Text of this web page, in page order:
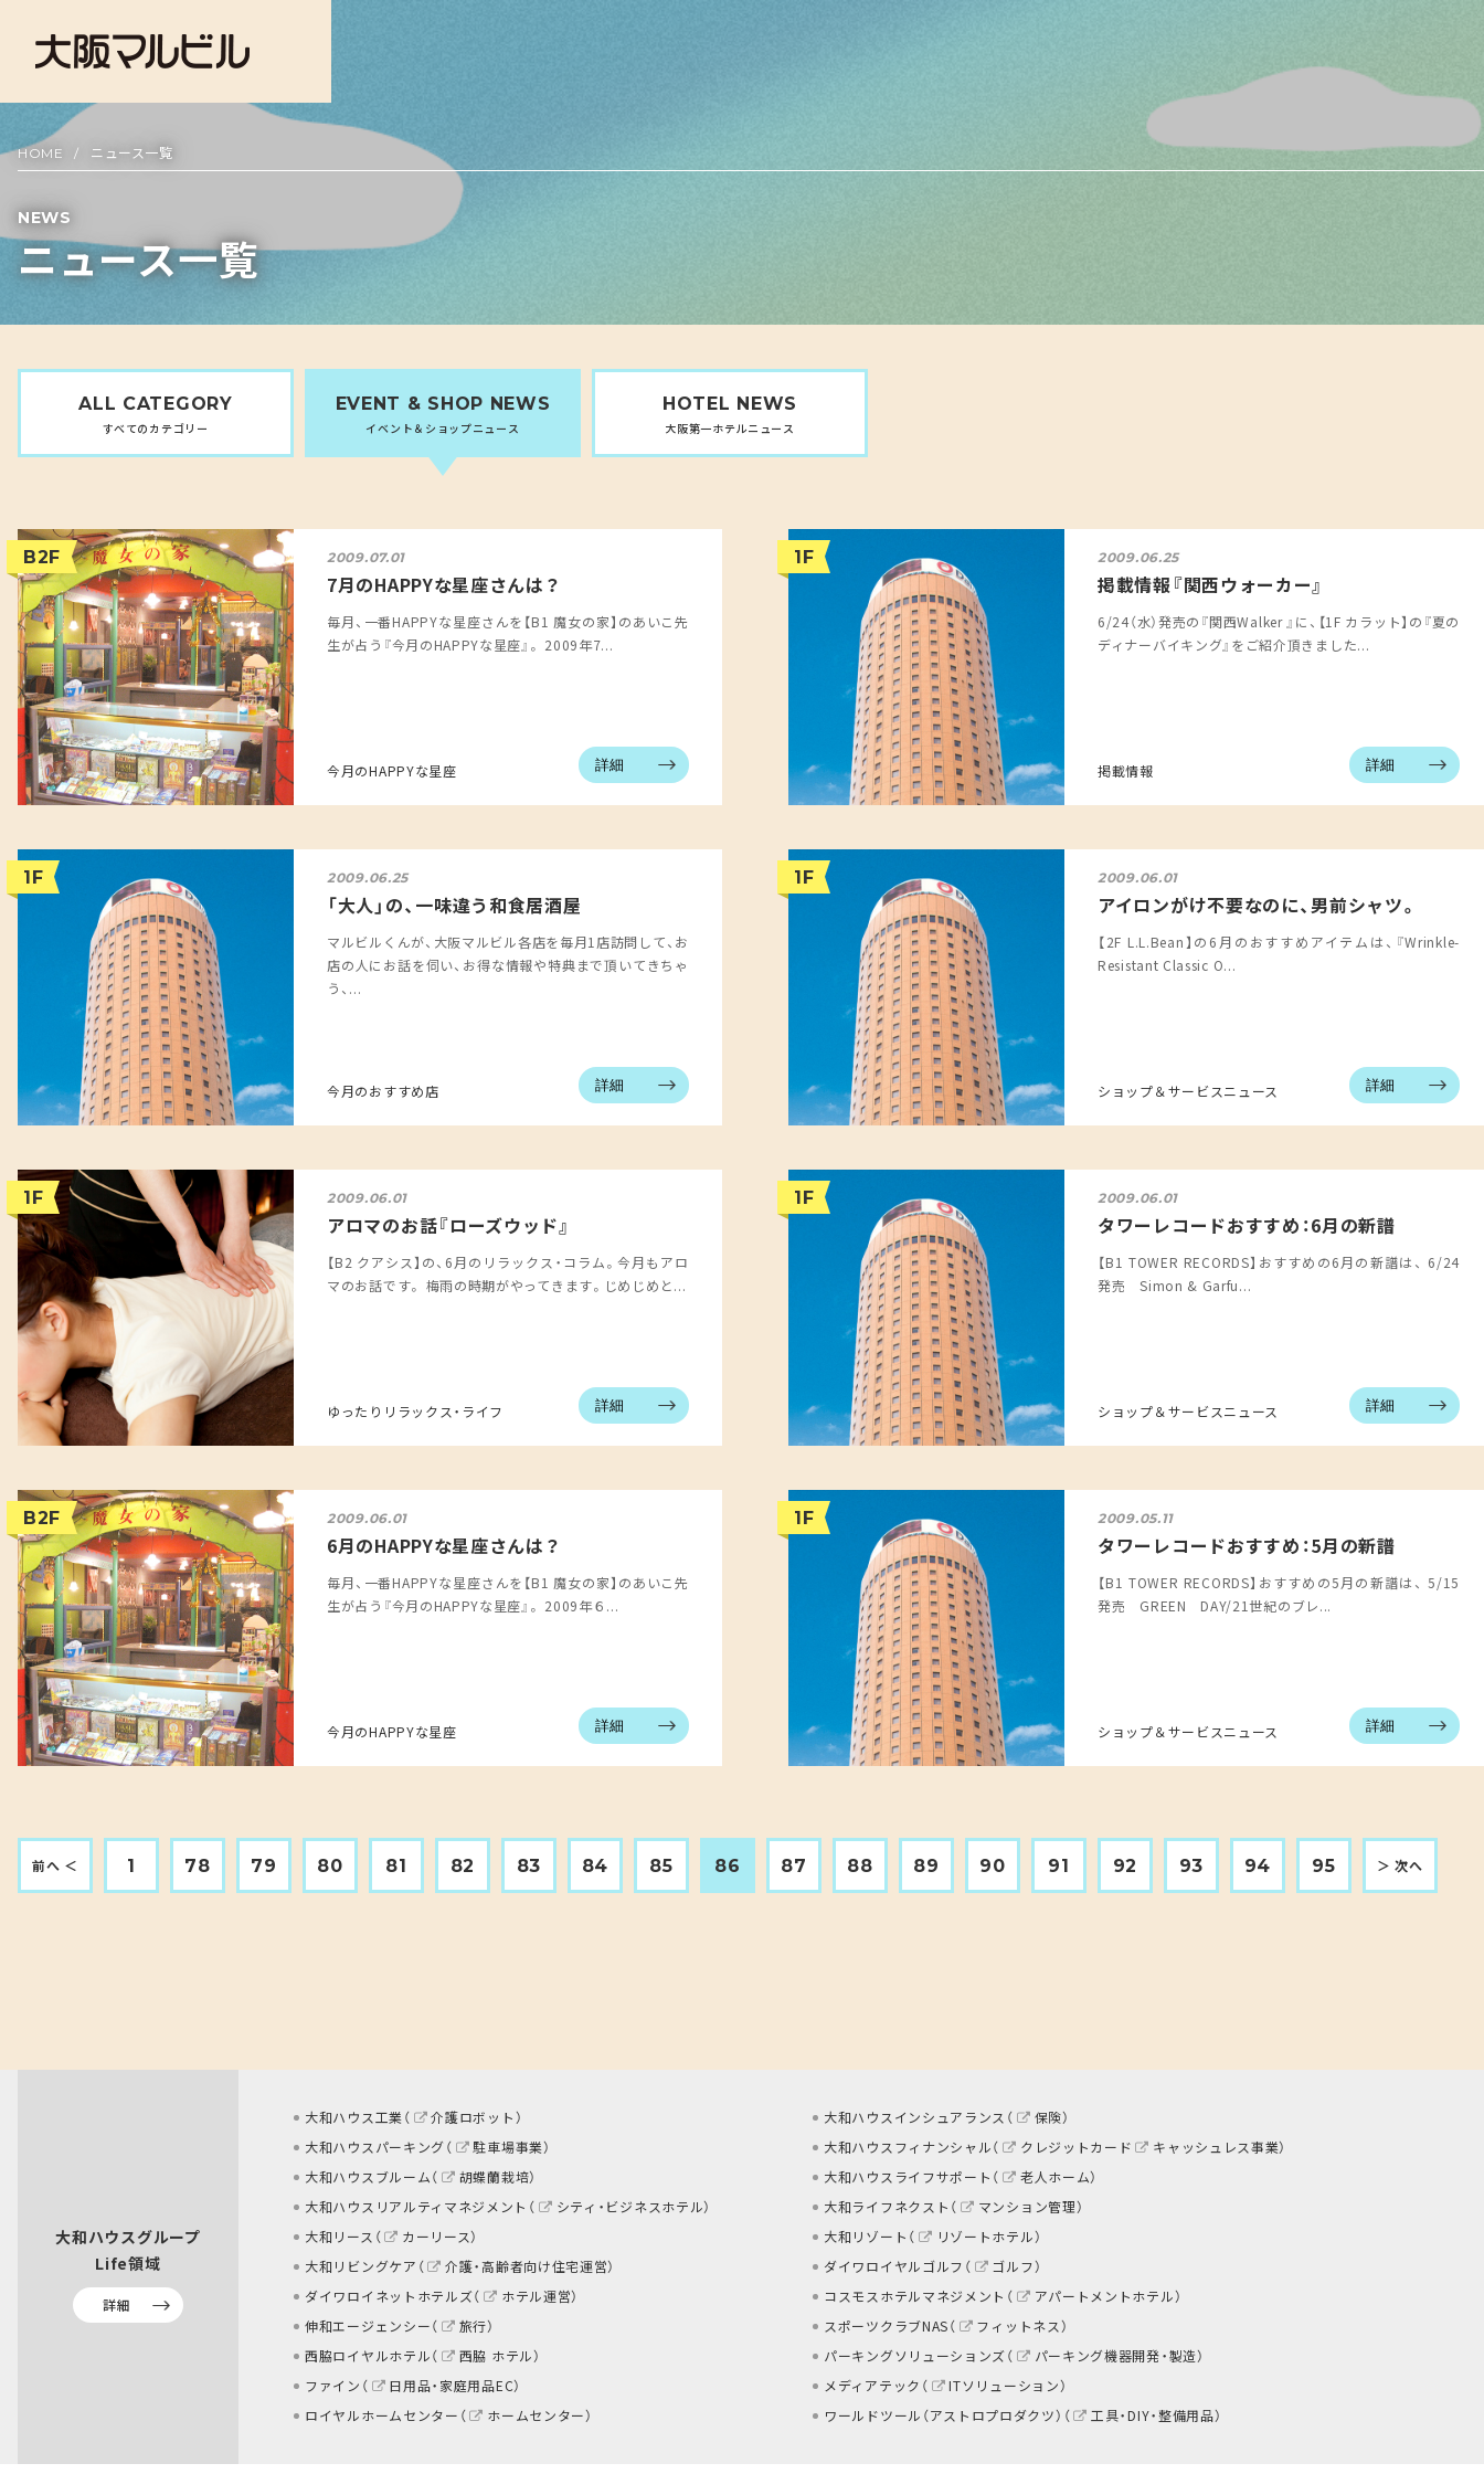
HOME ニュース一覧
NEWS
ニュース一覧
ALL CATEGORY
すべてのカテゴリー
EVENT & SHOP NEWS
イベント＆ショップニュース
HOTEL NEWS
大阪第一ホテルニュース
B2F 2009.07.01
7月のHAPPYな星座さんは？
毎月、一番HAPPYな星座さんを【B1 魔女の家】のあいこ先
生が占う『今月のHAPPYな星座』。 2009年7...
今月のHAPPYな星座 詳細
1F 2009.06.25
掲載情報『関西ウォーカー』
6/24（水）発売の『関西Walker 』に、【1F カラット】の『夏の
ディナーバイキング』をご紹介頂きました...
掲載情報 詳細
1F 2009.06.25
「大人」の、一味違う和食居酒屋
マルビルくんが、大阪マルビル各店を毎月1店訪問して、お
店の人にお話を伺い、お得な情報や特典まで頂いてきちゃ
う、...
今月のおすすめ店 詳細
1F 2009.06.01
アイロンがけ不要なのに、男前シャツ。
【2F L.L.Bean】の6月のおすすめアイテムは、『Wrinkle-
Resistant Classic O...
ショップ＆サービスニュース 詳細
1F 2009.06.01
アロマのお話『ローズウッド』
【B2 クアシス】の、6月のリラックス・コラム。今月もアロ
マのお話です。 梅雨の時期がやってきます。じめじめと...
ゆったりリラックス・ライフ 詳細
1F 2009.06.01
タワーレコードおすすめ：6月の新譜
【B1 TOWER RECORDS】おすすめの6月の新譜は、 6/24
発売 Simon & Garfu...
ショップ＆サービスニュース 詳細
B2F 2009.06.01
6月のHAPPYな星座さんは？
毎月、一番HAPPYな星座さんを【B1 魔女の家】のあいこ先
生が占う『今月のHAPPYな星座』。 2009年６...
今月のHAPPYな星座 詳細
1F 2009.05.11
タワーレコードおすすめ：5月の新譜
【B1 TOWER RECORDS】おすすめの5月の新譜は、 5/15
発売 GREEN DAY/21世紀のブレ...
ショップ＆サービスニュース 詳細
前へ ＜ 1 78 79 80 81 82 83 84 85 86 87 88 89 90 91 92 93 94 95 ＞ 次へ
大和ハウスグループ
Life領域
詳細
大和ハウス工業（ 介護ロボット） 大和ハウスインシュアランス（ 保険）
大和ハウスパーキング（
駐車場事業） 大和ハウスフィナンシャル（ クレジットカード キャッシュレス事業）
大和ハウスブルーム（
胡蝶蘭栽培） 大和ハウスライフサポート（ 老人ホーム）
大和ハウスリアルティマネジメント（
シティ・ビジネスホテル） 大和ライフネクスト（ マンション管理）
大和リース（
カーリース） 大和リゾート（ リゾートホテル）
大和リビングケア（
介護・高齢者向け住宅運営） ダイワロイヤルゴルフ（ ゴルフ）
ダイワロイネットホテルズ（
ホテル運営） コスモスホテルマネジメント（ アパートメントホテル）
伸和エージェンシー（
旅行） スポーツクラブNAS（ フィットネス）
西脇ロイヤルホテル（
西脇 ホテル） パーキングソリューションズ（ パーキング機器開発・製造）
ファイン（
日用品・家庭用品EC） メディアテック（ ITソリューション）
ロイヤルホームセンター（
ホームセンター） ワールドツール（アストロプロダクツ）（ 工具・DIY・整備用品）